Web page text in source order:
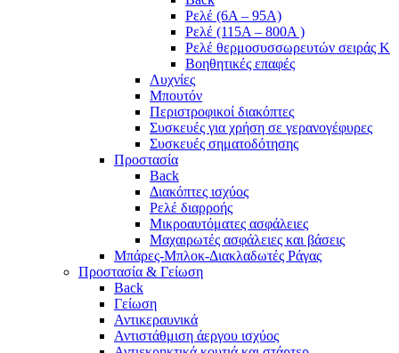
Ρελέ (6A – 95A)
Ρελέ (115A – 800A )
Ρελέ θερμοσυσσωρευτών σειράς Κ
Βοηθητικές επαφές
Λυχνίες
Μπουτόν
Περιστροφικοί διακόπτες
Συσκευές για χρήση σε γερανογέφυρες
Συσκευές σηματοδότησης
Προστασία
Back
Διακόπτες ισχύος
Ρελέ διαρροής
Μικροαυτόματες ασφάλειες
Μαχαιρωτές ασφάλειες και βάσεις
Μπάρες-Μπλοκ-Διακλαδωτές Ράγας
Προστασία & Γείωση
Back
Γείωση
Αντικεραυνικά
Αντιστάθμιση άεργου ισχύος